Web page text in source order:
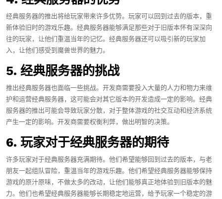
经典服务器的推出将给玩家带来许多优势。玩家可以回到过去的版本，重
新体验旧时的游戏乐趣。经典服务器能够满足那些对于旧版本怀有深深向
往的玩家，让他们重温当年的记忆。经典服务器还可以吸引新的玩家加
入，让他们感受到魔兽世界的魅力。
5. 经典服务器的挑战
推出经典服务器也面临一些挑战。开发商需要投入大量的人力和物力来维
护和运营经典服务器，这可能会对其它版本的开发造成一定的影响。经典
服务器的推出可能会导致玩家分散，对于整体游戏的社交互动和经济系统
产生一定的影响。开发商需要权衡利弊，做出明智的决策。
6. 玩家对于经典服务器的期待
许多玩家对于经典服务器充满期待。他们希望能够回到过去的版本，与老
朋友一起组队冒险，重温当年的游戏乐趣。他们希望经典服务器能够保持
游戏的原汁原味，不做太多的改动，让他们能够真正地体验到旧版本的魅
力。他们也希望经典服务器能够长期稳定地运营，给予玩家一个稳定的游